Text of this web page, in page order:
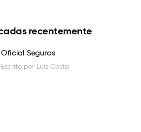
recentemente
Oficial Seguros
Escrito por Luis Costa